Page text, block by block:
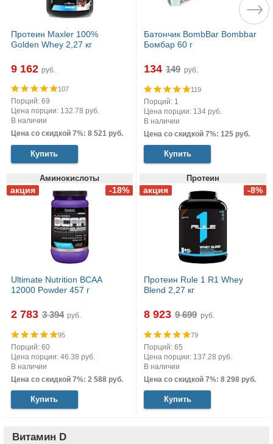
Протеин Maxler 100%
Golden Whey 2,27 кг
9 162 руб.
107
Порций: 69
Цена порции: 132.78 руб.
В наличии
Цена со скидкой 7%: 8 521 руб.
Купить
Батончик BombBar Bombbar
Бомбар 60 г
134 руб.
119
Порций: 1
Цена порции: 134 руб.
В наличии
Цена со скидкой 7%: 125 руб.
Купить
Аминокислоты
Ultimate Nutrition BCAA
12000 Powder 457 г
2 783 руб.
95
Порций: 60
Цена порции: 46.38 руб.
В наличии
Цена со скидкой 7%: 2 588 руб.
Купить
Протеин
Протеин Rule 1 R1 Whey
Blend 2,27 кг
8 923 руб.
79
Порций: 65
Цена порции: 137.28 руб.
В наличии
Цена со скидкой 7%: 8 298 руб.
Купить
Витамин D